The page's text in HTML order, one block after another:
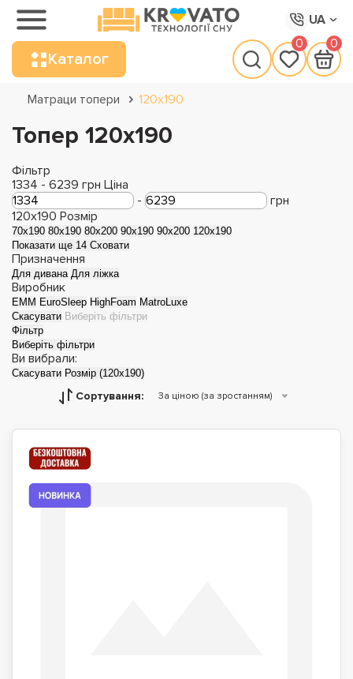
UA
Каталог
0 0
Матраци топери 120х190
Топер 120х190
Фільтр
1334 - 6239 грн Ціна
-
грн
120x190 Розмір
70x190 80x190 80x200 90x190 90x200 120x190
Показати ще 14 Сховати
Призначення
Для дивана Для ліжка
Виробник
EMM EuroSleep HighFoam MatroLuxe
Скасувати Виберіть фільтри
Фільтр
Виберіть фільтри
Ви вибрали:
Скасувати Розмір (120x190)
Сортування: За ціною (за зростанням)